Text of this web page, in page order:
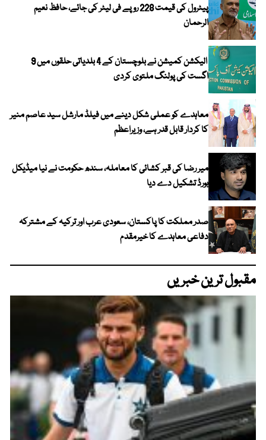
پیٹرول کی قیمت 228 روپے فی لیٹر کی جائے، حافظ نعیم
الرحمان
الیکشن کمیشن نے بلوچستان کے 4 بلدیاتی حلقوں میں 9
اگست کی پولنگ ملتوی کردی
معاہدے کو عملی شکل دینے میں فیلڈ مارشل سید عاصم منیر
کا کردار قابل قدر ہے، وزیراعظم
میر رضا کی قبر کشائی کا معاملہ، سندھ حکومت نے نیا میڈیکل
بورڈ تشکیل دے دیا
صدر مملکت کا پاکستان، سعودی عرب اور ترکیہ کے مشترکہ
دفاعی معاہدے کا خیرمقدم
مقبول ترین خبریں